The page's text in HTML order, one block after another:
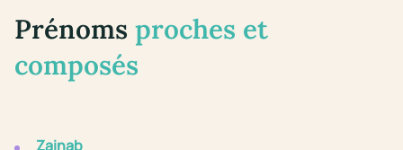
Prénoms proches et
composés
Zainab